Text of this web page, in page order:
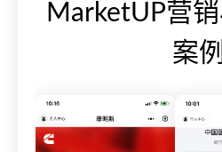
MarketUP营
案例